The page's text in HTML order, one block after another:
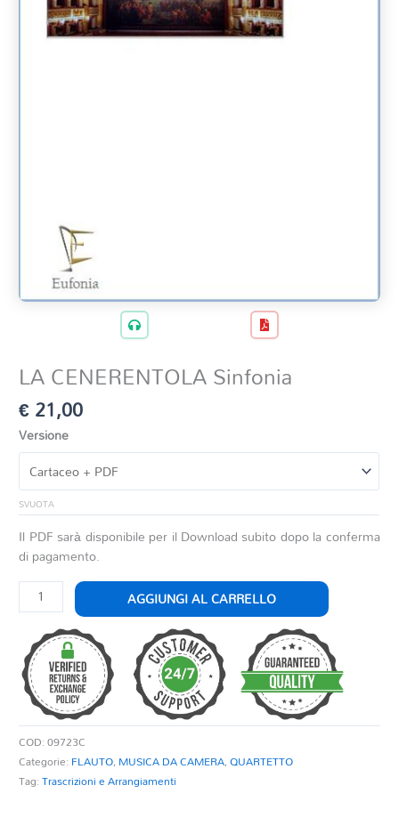
LA CENERENTOLA Sinfonia
€21,00
Versione
SVUOTA
Il PDF sarà disponibile per il Download subito dopo la conferma
di pagamento.
LA
CENERENTOLA
Sinfonia
quantità
AGGIUNGI AL CARRELLO
COD:09723C
Categorie: FLAUTO, MUSICA DA CAMERA,QUARTETTO
Tag:Trascrizioni e Arrangiamenti